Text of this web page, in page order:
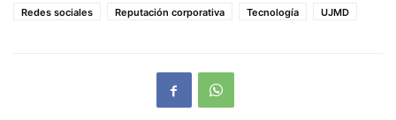
Redes sociales
Reputación corporativa Tecnología UJMD